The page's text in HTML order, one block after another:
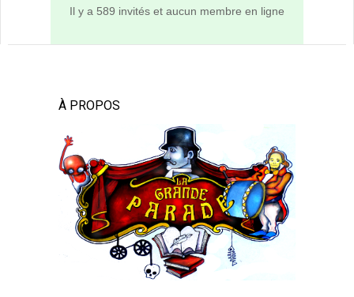
Il y a 589 invités et aucun membre en ligne
À PROPOS